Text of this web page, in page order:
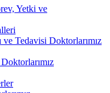
Yetki ve
ve Tedavisi Doktorlarımız